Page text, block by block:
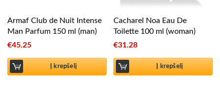
Armaf Club de Nuit Intense
Man Parfum 150 ml (man)
€45.25
Į krepšelį
Cacharel Noa Eau De
Toilette 100 ml (woman)
€31.28
Į krepšelį